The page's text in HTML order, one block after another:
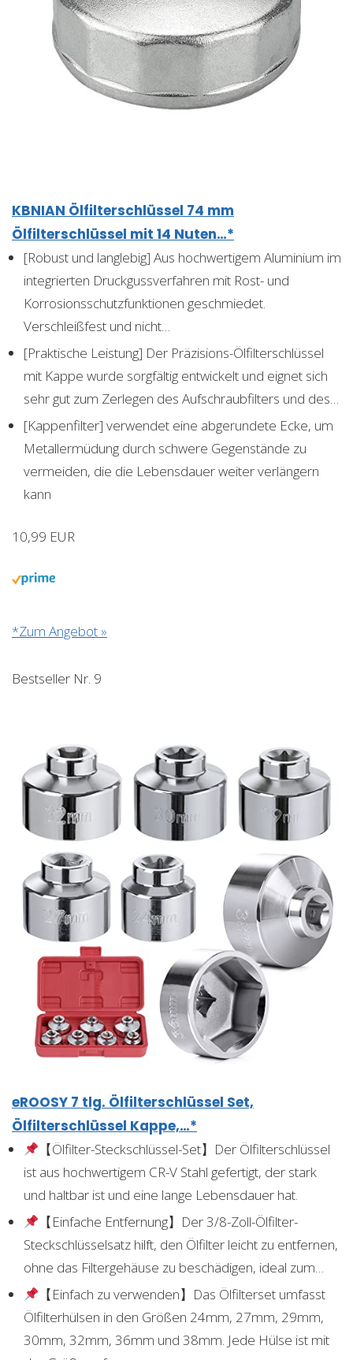
KBNIAN Ölfilterschlüssel 74 mm
Ölfilterschlüssel mit 14 Nuten…*
[Robust und langlebig] Aus hochwertigem Aluminium im
integrierten Druckgussverfahren mit Rost- und
Korrosionsschutzfunktionen geschmiedet.
Verschleißfest und nicht…
[Praktische Leistung] Der Präzisions-Ölfilterschlüssel
mit Kappe wurde sorgfältig entwickelt und eignet sich
sehr gut zum Zerlegen des Aufschraubfilters und des…
[Kappenfilter] verwendet eine abgerundete Ecke, um
Metallermüdung durch schwere Gegenstände zu
vermeiden, die die Lebensdauer weiter verlängern
kann
10,99 EUR
*Zum Angebot »
Bestseller Nr. 9
eROOSY 7 tlg. Ölfilterschlüssel Set,
Ölfilterschlüssel Kappe,…*
【Ölfilter-Steckschlüssel-Set】Der Ölfilterschlüssel
ist aus hochwertigem CR-V Stahl gefertigt, der stark
und haltbar ist und eine lange Lebensdauer hat.
【Einfache Entfernung】Der 3/8-Zoll-Ölfilter-
Steckschlüsselsatz hilft, den Ölfilter leicht zu entfernen,
ohne das Filtergehäuse zu beschädigen, ideal zum…
【Einfach zu verwenden】Das Ölfilterset umfasst
Ölfilterhülsen in den Größen 24mm, 27mm, 29mm,
30mm, 32mm, 36mm und 38mm. Jede Hülse ist mit